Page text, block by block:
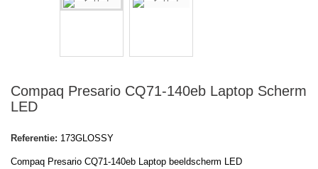
Compaq Presario CQ71-140eb Laptop Scherm
LED
Referentie: 173GLOSSY
Compaq Presario CQ71-140eb Laptop beeldscherm LED